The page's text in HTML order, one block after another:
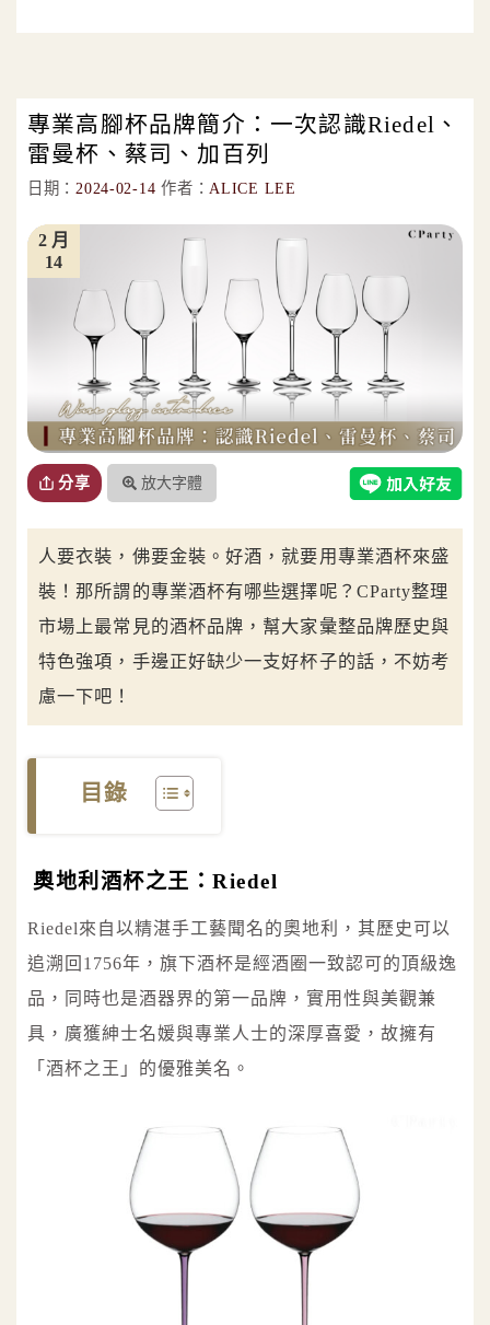
專業高腳杯品牌簡介：一次認識Riedel、
雷曼杯、蔡司、加百列
日期：2024-02-14 作者：ALICE LEE
14
2 月
分享 放大字體
人要衣裝，佛要金裝。好酒，就要用專業酒杯來盛
裝！那所謂的專業酒杯有哪些選擇呢？CParty整理
市場上最常見的酒杯品牌，幫大家彙整品牌歷史與
特色強項，手邊正好缺少一支好杯子的話，不妨考
慮一下吧！
目錄
奧地利酒杯之王：Riedel
Riedel來自以精湛手工藝聞名的奧地利，其歷史可以
追溯回1756年，旗下酒杯是經酒圈一致認可的頂級逸
品，同時也是酒器界的第一品牌，實用性與美觀兼
具，廣獲紳士名媛與專業人士的深厚喜愛，故擁有
「酒杯之王」的優雅美名。